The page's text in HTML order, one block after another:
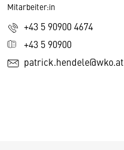
Mitarbeiter:in
+43 5 90900 4674
+43 5 90900
patrick.hendele@wko.at